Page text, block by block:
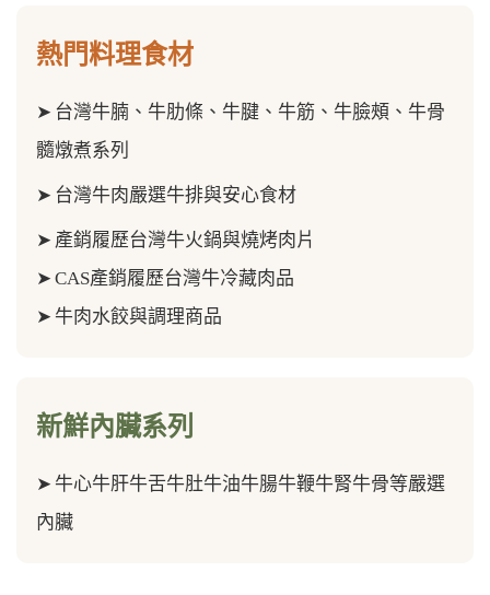
熱門料理食材
➤ 台灣牛腩、牛肋條、牛腱、牛筋、 牛臉頰、牛骨
髓燉煮系列
➤ 台灣牛肉嚴選牛排與安心食材
➤ 產銷履歷台灣牛火鍋與燒烤肉片
➤ CAS產銷履歷台灣牛冷藏肉品
➤ 牛肉水餃與調理商品
新鮮內臟系列
➤ 牛心牛肝牛舌牛肚牛油牛腸牛鞭牛腎牛骨等嚴選
內臟